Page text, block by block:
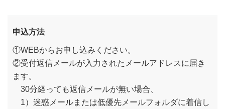
申込方法
①WEBからお申し込みください。
②受付返信メールが入力されたメールアドレスに届き
ます。
30分経っても返信メールが無い場合、
1）迷惑メールまたは低優先メールフォルダに着信し